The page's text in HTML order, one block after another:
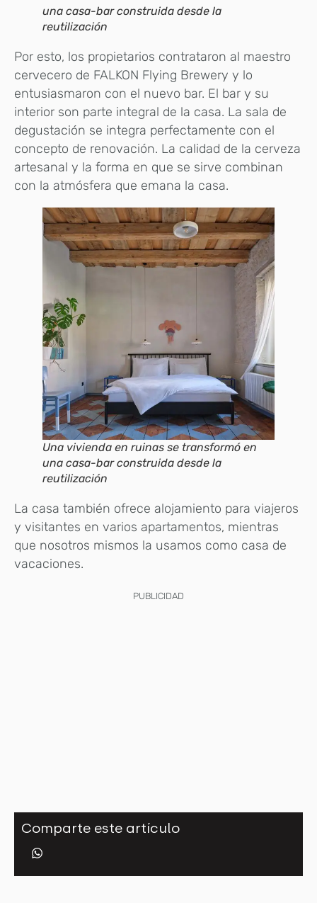
una casa-bar construida desde la
reutilización
Por esto, los propietarios contrataron al maestro
cervecero de FALKON Flying Brewery y lo
entusiasmaron con el nuevo bar. El bar y su
interior son parte integral de la casa. La sala de
degustación se integra perfectamente con el
concepto de renovación. La calidad de la cerveza
artesanal y la forma en que se sirve combinan
con la atmósfera que emana la casa.
Una vivienda en ruinas se transformó en
una casa-bar construida desde la
reutilización
La casa también ofrece alojamiento para viajeros
y visitantes en varios apartamentos, mientras
que nosotros mismos la usamos como casa de
vacaciones.
PUBLICIDAD
Comparte este artículo